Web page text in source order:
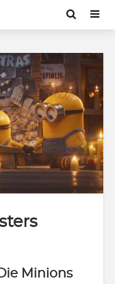
Minions